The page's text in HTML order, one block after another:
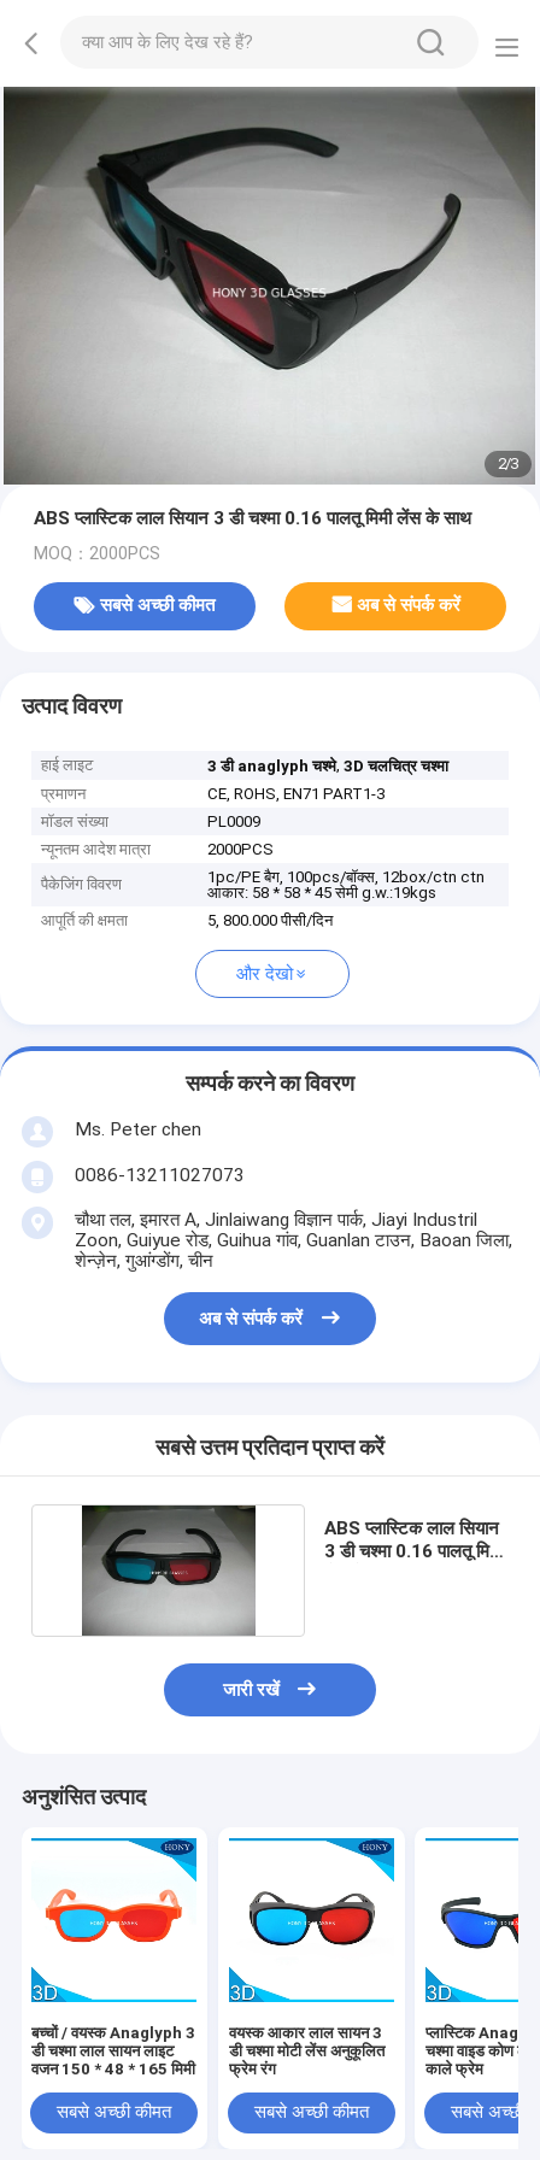
2/3
ABS प्लास्टिक लाल सियान 3 डी चश्मा 0.16 पालतू मिमी लेंस के साथ
MOQ：2000PCS
सबसे अच्छी कीमत अब से संपर्क करें
उत्पाद विवरण
हाई लाइट 3 डी anaglyph चश्मे,3D चलचित्र चश्मा
प्रमाणन
CE, ROHS, EN71 PART1-3
मॉडल संख्या
PL0009
न्यूनतम आदेश मात्रा
2000PCS
पैकेजिंग विवरण
1pc/PE बैग, 100pcs/बॉक्स, 12box/ctn ctn
आकार: 58 * 58 * 45 सेमी g.w.:19kgs
आपूर्ति की क्षमता
5, 800.000 पीसी/दिन
और देखो
सम्पर्क करने का विवरण
Ms. Peter chen
0086-13211027073
चौथा तल, इमारत A, Jinlaiwang विज्ञान पार्क, Jiayi Industril
Zoon, Guiyue रोड, Guihua गांव, Guanlan टाउन, Baoan जिला,
शेन्ज़ेन, गुआंग्डोंग, चीन
अब से संपर्क करें
सबसे उत्तम प्रतिदान प्राप्त करें
ABS प्लास्टिक लाल सियान
3 डी चश्मा 0.16 पालतू मिमी
जारी रखें
अनुशंसित उत्पाद
बच्चों / वयस्क Anaglyph 3
डी चश्मा लाल सायन लाइट
वजन 150 * 48 * 165 मिमी
सबसे अच्छी कीमत
वयस्क आकार लाल सायन 3
डी चश्मा मोटी लेंस अनुकूलित
फ्रेम रंग
सबसे अच्छी कीमत
प्लास्टिक
चश्मा वाइड कोण
काले फ्रेम
सबसे अच्छी